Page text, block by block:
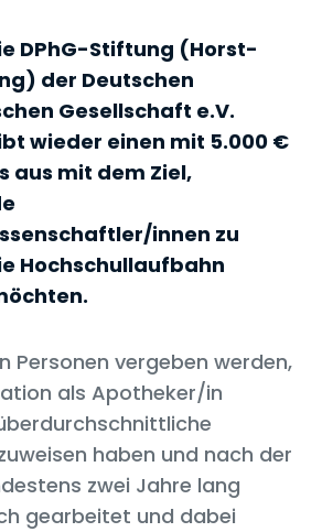
DPhG-Stiftung (Horst-
der Deutschen
Gesellschaft e.V.
wieder einen mit 5.000 €
aus mit dem Ziel,
innen zu
Hochschullaufbahn
Personen vergeben werden,
als Apotheker/in
haben und nach der
zwei Jahre lang
gearbeitet und dabei